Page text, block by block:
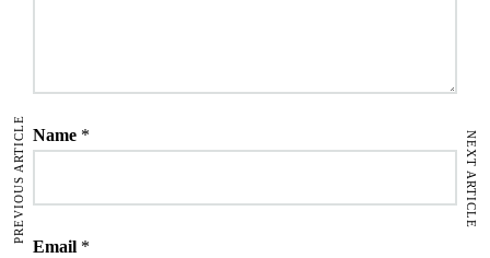
Name *
Email *
PREVIOUS ARTICLE NEXT ARTICLE